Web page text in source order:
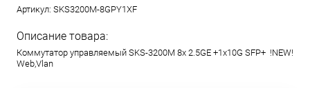
Артикул: SKS3200M-8GPY1XF
Описание товара:
Коммутатор управляемый SKS-3200M 8x 2.5GE +1x10G SFP+ !NEW!
Web,Vlan